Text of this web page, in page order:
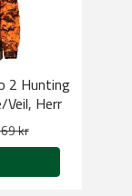
2 Hunting
Veil, Herr
kr